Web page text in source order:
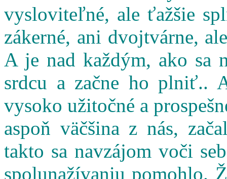
vysloviteľné, ale ťažšie
zákerné, ani dvojtvárne,
A je nad každým, ako sa
srdcu a začne ho plniť..
vysoko užitočné a
aspoň väčšina z nás,
takto sa navzájom voči
spolunažívaniu pomohlo.